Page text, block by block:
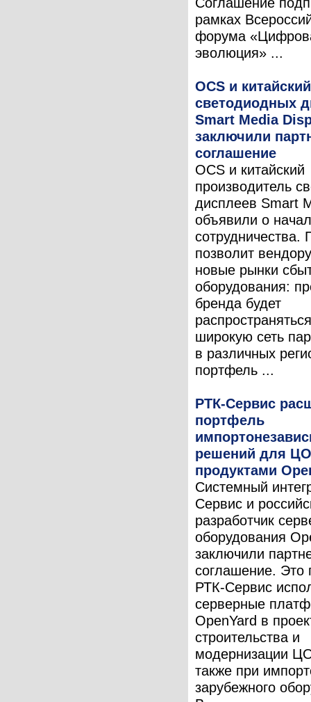
рамках
форума
эволюция» ...
OCS и
светодиодных
Smart Media
заключили
соглашение
OCS и китайский
производитель
дисплеев Smart
объявили о
сотрудничества.
позволит
новые рынки
оборудования:
бренда будет
широкую сеть
в различных
портфель ...
РТК-Сервис
портфель
решений для
продуктами
Системный
Сервис и
разработчик
оборудования
заключили
соглашение. Это
РТК-Сервис
серверные
OpenYard в
строительства и
модернизации
также при
зарубежного